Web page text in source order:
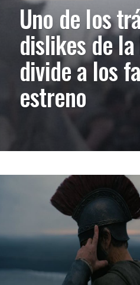
Uno de los
dislikes de la
divide a los
estreno